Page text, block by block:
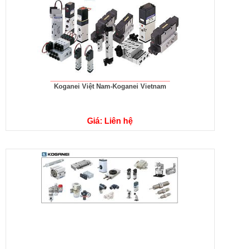
Koganei Việt Nam-Koganei Vietnam
Giá: Liên hệ